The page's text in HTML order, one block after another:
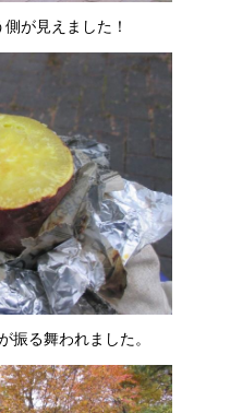
が見えました！
振る舞われました。